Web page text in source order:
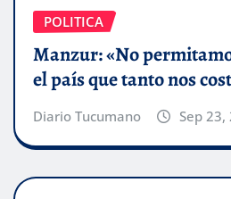
POLITICA
Manzur: «No
el país que tanto nos
Diario Tucumano Sep 23,